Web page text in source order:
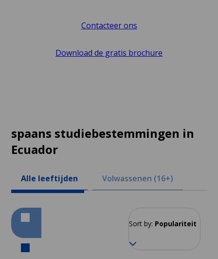
Contacteer ons
Download de gratis brochure
spaans studiebestemmingen in
Ecuador
Alle leeftijden Volwassenen (16+)
Sort by: Populariteit